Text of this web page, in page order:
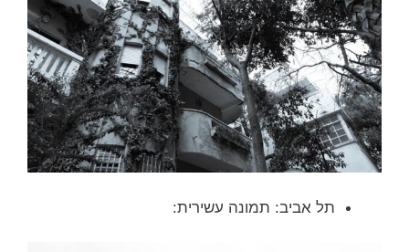
תל אביב: תמונה עשירית: